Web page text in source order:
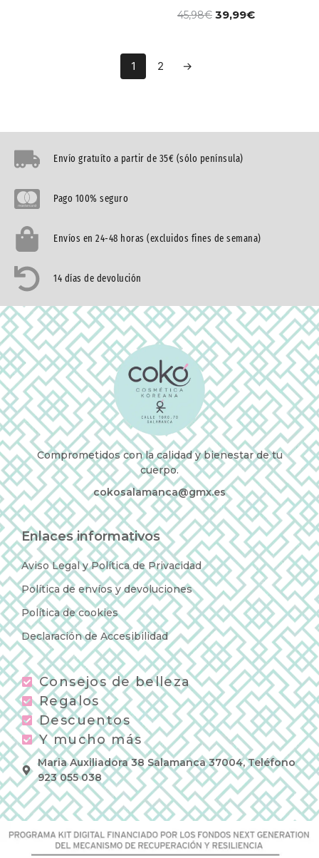
45,98€ 39,99€
1 2 →
Envío gratuíto a partir de 35€ (sólo península)
Pago 100% seguro
Envíos en 24-48 horas (excluidos fines de semana)
14 días de devolución
Comprometidos con la calidad y bienestar de tu
cuerpo.
cokosalamanca@gmx.es
Enlaces informativos
Aviso Legal y Política de Privacidad
Política de envíos y devoluciones
Política de cookies
Declaración de Accesibilidad
Consejos de belleza
Regalos
Descuentos
Y mucho más
Maria Auxiliadora 38 Salamanca 37004, Teléfono
923 055 038